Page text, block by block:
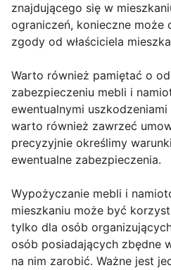
znajdującego się w
ograniczeń, konieczne może
zgody od właściciela
Warto również pamiętać o
zabezpieczeniu mebli i
ewentualnymi
warto również zawrzeć
precyzyjnie określimy
ewentualne zabezpieczenia.
Wypożyczanie mebli i
mieszkaniu może być
tylko dla osób
osób posiadających zbędne
na nim zarobić. Ważne jest